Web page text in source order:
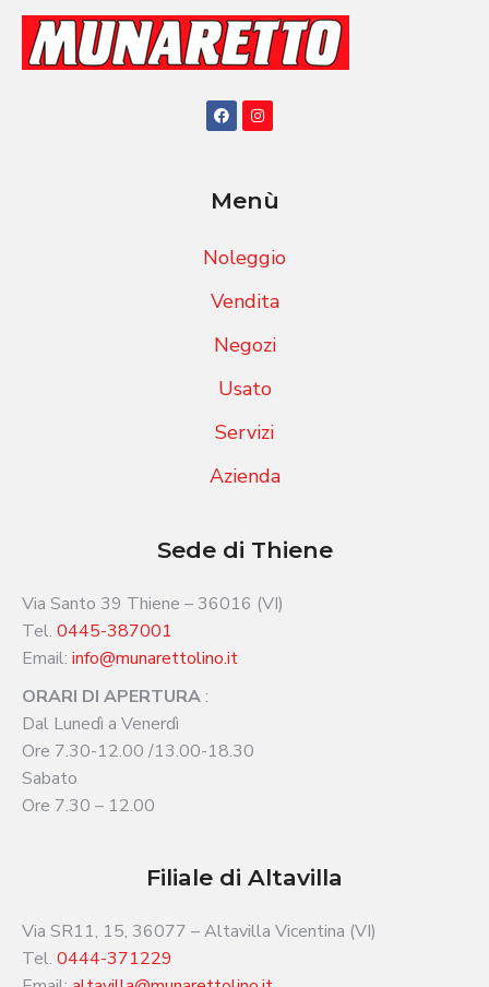
Menù
Noleggio
Vendita
Negozi
Usato
Servizi
Azienda
Sede di Thiene
Via Santo 39 Thiene – 36016 (VI)
Tel. 0445-387001
Email: info@munarettolino.it
ORARI DI APERTURA:
Dal Lunedì a Venerdì
Ore 7.30-12.00 /13.00-18.30
Sabato
Ore 7.30 – 12.00
Filiale di Altavilla
Via SR11, 15, 36077 – Altavilla Vicentina (VI)
Tel. 0444-371229